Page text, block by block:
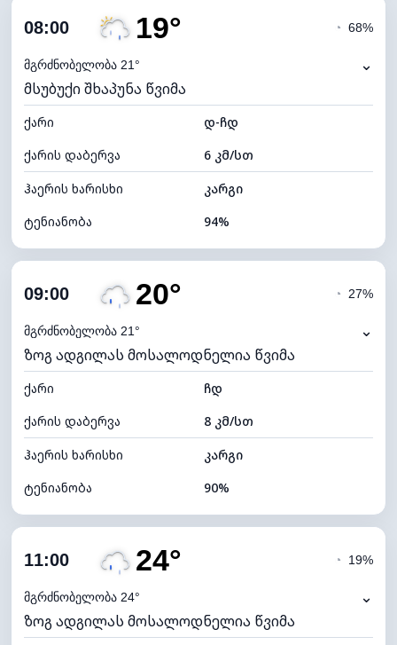
ღრუბლიანობა
ნამის წერტილი
ხილვადობა
განათების ინდექსი 4 (მკრთალი)
ღრუბლის სიმაღლე 6640 მ
08:00 19°
მგრძნობელობა 21°
◔ 68%
⌄
მსუბუქი შხაპუნა წვიმა
ქარი
დ-ჩდ
ქარის დაბერვა
6 კმ/სთ
ჰაერის ხარისხი
კარგი
ტენიანობა
94%
ღრუბლიანობა
ნამის წერტილი
ხილვადობა
10 კმ
განათების ინდექსი 4 (მკრთალი)
ღრუბლის სიმაღლე 7120 მ
09:00 20°
მგრძნობელობა 21°
◔ 27%
⌄
ზოგ ადგილას მოსალოდნელია წვიმა
ქარი
ჩდ
ქარის დაბერვა
8 კმ/სთ
ჰაერის ხარისხი
კარგი
ტენიანობა
90%
ღრუბლიანობა
ნამის წერტილი
ხილვადობა
10 კმ
11:00 24°
მგრძნობელობა 24°
◔ 19%
⌄
ზოგ ადგილას მოსალოდნელია წვიმა